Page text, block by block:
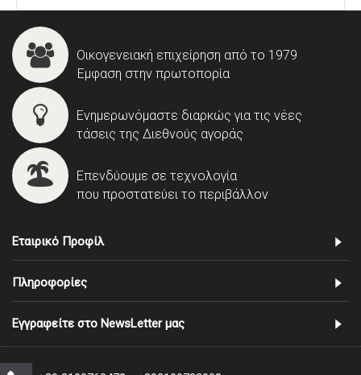
Οικογενειακή επιχείρηση από το 1979
Έμφαση στην πρωτοπορία
Ενημερωνόμαστε διαρκώς για τις νέες
τάσεις της Διεθνούς αγοράς
Επενδύουμε σε τεχνολογία
που προστατεύει το περιβάλλον
Εταιρικό Προφίλ
Πληροφορίες
Εγγραφείτε στο NewsLetter μας